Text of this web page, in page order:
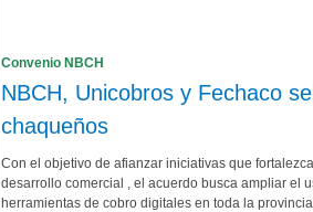
Endeudamiento: nueve de cada diez
Los salarios registrados volvieron a
Convenio NBCH
NBCH, Unicobros y Fechaco
chaqueños
Con el objetivo de afianzar iniciativas que
desarrollo comercial , el acuerdo busca ampliar el
herramientas de cobro digitales en toda la provincia